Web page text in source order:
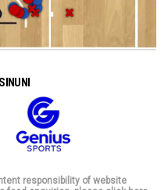
responsibility of website